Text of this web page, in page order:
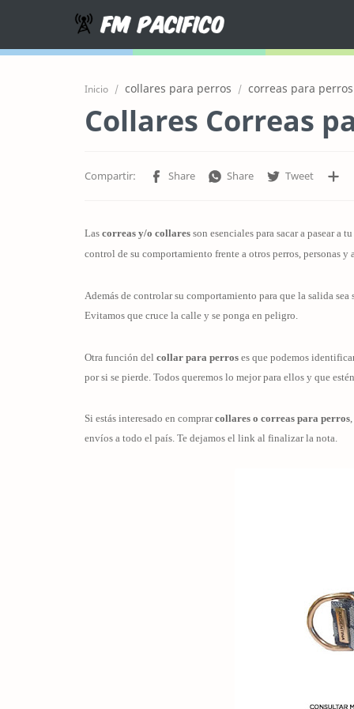
Inicio collares para perros correas para perros
Collares Correas
Las correas y/o collares son esenciales para sacar a pasear a
control de su comportamiento frente a otros perros, personas y
Además de controlar su comportamiento para que la salida
Evitamos que cruce la calle y se ponga en peligro.
Otra función del collar para perros es que podemos
por si se pierde. Todos queremos lo mejor para ellos y que
Si estás interesado en comprarcollares o correas para perros
envíos a todo el país. Te dejamos el link al finalizar la nota.